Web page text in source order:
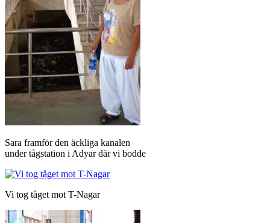
Sara framför den äckliga kanalen
under tågstation i Adyar där vi bodde
Vi tog tåget mot T-Nagar